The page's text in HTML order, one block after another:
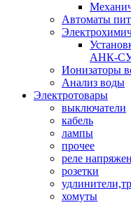
Автоматы
АНК-
Ионизаторы
Анализ воды
Электротовары
выключатели
кабель
лампы
прочее
реле
розетки
хомуты